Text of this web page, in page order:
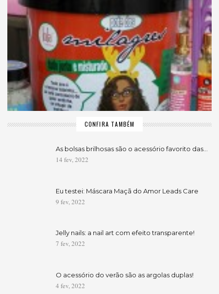
CONFIRA TAMBÉM
As bolsas brilhosas são o acessório favorito das…
14 fev, 2022
Eu testei: Máscara Maçã do Amor Leads Care
9 fev, 2022
Jelly nails: a nail art com efeito transparente!
7 fev, 2022
O acessório do verão são as argolas duplas!
4 fev, 2022